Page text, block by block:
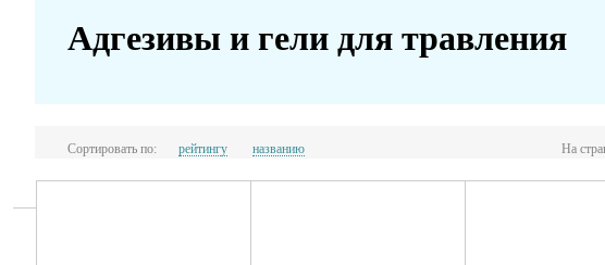
Адгезивы и гели для травления
Сортировать по: рейтингу названию На